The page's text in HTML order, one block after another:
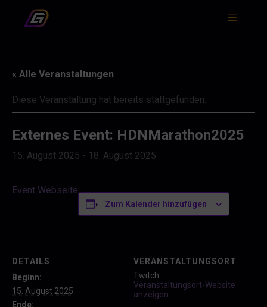
« Alle Veranstaltungen
Diese Veranstaltung hat bereits stattgefunden.
Externes Event: HDNMarathon2025
15. August 2025 - 18. August 2025
Event Webseite
Zum Kalender hinzufügen
DETAILS
Beginn:
15. August 2025
Ende:
VERANSTALTUNGSORT
Twitch
Veranstaltungsort-Website
anzeigen